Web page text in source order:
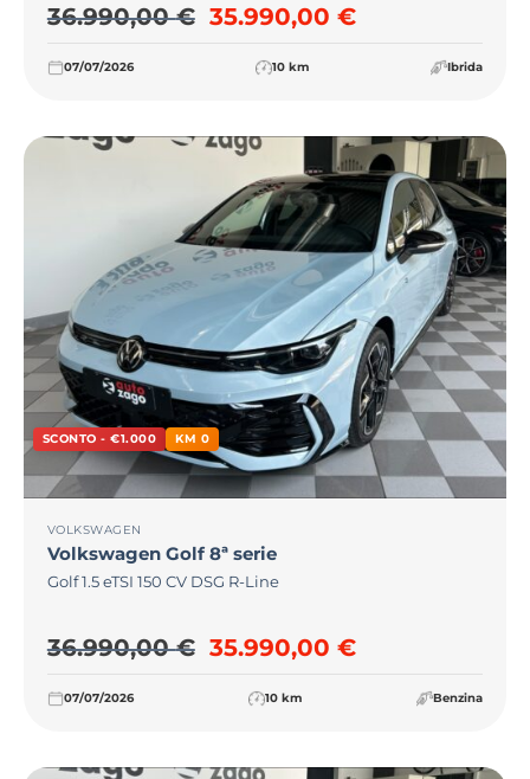
36.990,00€ Il prezzo originale era:
35.990,00 €Il prezzo
07/07/2026 10 km Ibrida
SCONTO - €1.000 KM 0
VOLKSWAGEN
Volkswagen Golf 8ª serie
Golf 1.5 eTSI 150 CV DSG R-Line
36.990,00€ Il prezzo originale era:
35.990,00 €Il prezzo
07/07/2026 10 km Benzina